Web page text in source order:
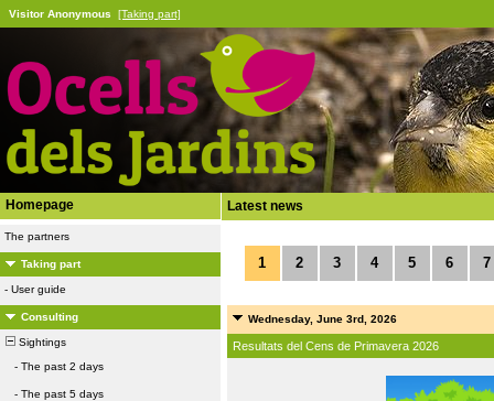
Visitor Anonymous [Taking part]
Homepage
The partners
Taking part
- User guide
Consulting
Sightings
- The past 2 days
- The past 5 days
Latest news
1 2 3 4 5 6 7
Wednesday, June 3rd, 2026
Resultats del Cens de Primavera 2026